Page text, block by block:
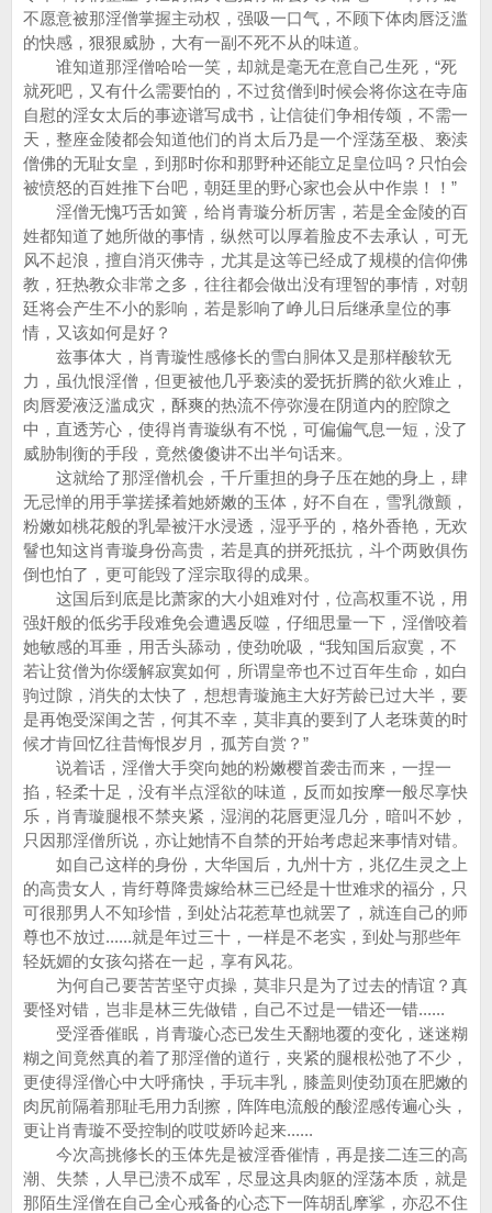
不愿意被那淫僧掌握主动权，强吸一口气，不顾下体肉唇泛滥
的快感，狠狠威胁，大有一副不死不从的味道。
谁知道那淫僧哈哈一笑，却就是毫无在意自己生死，“死
就死吧，又有什么需要怕的，不过贫僧到时候会将你这在寺庙
自慰的淫女太后的事迹谱写成书，让信徒们争相传颂，不需一
天，整座金陵都会知道他们的肖太后乃是一个淫荡至极、亵渎
僧佛的无耻女皇，到那时你和那野种还能立足皇位吗？只怕会
被愤怒的百姓推下台吧，朝廷里的野心家也会从中作祟！！”
淫僧无愧巧舌如簧，给肖青璇分析厉害，若是全金陵的百
姓都知道了她所做的事情，纵然可以厚着脸皮不去承认，可无
风不起浪，擅自消灭佛寺，尤其是这等已经成了规模的信仰佛
教，狂热教众非常之多，往往都会做出没有理智的事情，对朝
廷将会产生不小的影响，若是影响了峥儿日后继承皇位的事
情，又该如何是好？
兹事体大，肖青璇性感修长的雪白胴体又是那样酸软无
力，虽仇恨淫僧，但更被他几乎亵渎的爱抚折腾的欲火难止，
肉唇爱液泛滥成灾，酥爽的热流不停弥漫在阴道内的腔隙之
中，直透芳心，使得肖青璇纵有不悦，可偏偏气息一短，没了
威胁制衡的手段，竟然傻傻讲不出半句话来。
这就给了那淫僧机会，千斤重担的身子压在她的身上，肆
无忌惮的用手掌搓揉着她娇嫩的玉体，好不自在，雪乳微颤，
粉嫩如桃花般的乳晕被汗水浸透，湿乎乎的，格外香艳，无欢
鬙也知这肖青璇身份高贵，若是真的拼死抵抗，斗个两败俱伤
倒也怕了，更可能毁了淫宗取得的成果。
这国后到底是比萧家的大小姐难对付，位高权重不说，用
强奸般的低劣手段难免会遭遇反噬，仔细思量一下，淫僧咬着
她敏感的耳垂，用舌头舔动，使劲吮吸，“我知国后寂寞，不
若让贫僧为你缓解寂寞如何，所谓皇帝也不过百年生命，如白
驹过隙，消失的太快了，想想青璇施主大好芳龄已过大半，要
是再饱受深闺之苦，何其不幸，莫非真的要到了人老珠黄的时
候才肯回忆往昔悔恨岁月，孤芳自赏？”
说着话，淫僧大手突向她的粉嫩樱首袭击而来，一捏一
掐，轻柔十足，没有半点淫欲的味道，反而如按摩一般尽享快
乐，肖青璇腿根不禁夹紧，湿润的花唇更湿几分，暗叫不妙，
只因那淫僧所说，亦让她情不自禁的开始考虑起来事情对错。
如自己这样的身份，大华国后，九州十方，兆亿生灵之上
的高贵女人，肯纡尊降贵嫁给林三已经是十世难求的福分，只
可很那男人不知珍惜，到处沾花惹草也就罢了，就连自己的师
尊也不放过......就是年过三十，一样是不老实，到处与那些年
轻妩媚的女孩勾搭在一起，享有风花。
为何自己要苦苦坚守贞操，莫非只是为了过去的情谊？真
要怪对错，岂非是林三先做错，自己不过是一错还一错......
受淫香催眠，肖青璇心态已发生天翻地覆的变化，迷迷糊
糊之间竟然真的着了那淫僧的道行，夹紧的腿根松弛了不少，
更使得淫僧心中大呼痛快，手玩丰乳，膝盖则使劲顶在肥嫩的
肉尻前隔着那耻毛用力刮擦，阵阵电流般的酸涩感传遍心头，
更让肖青璇不受控制的哎哎娇吟起来......
今次高挑修长的玉体先是被淫香催情，再是接二连三的高
潮、失禁，人早已溃不成军，尽显这具肉躯的淫荡本质，就是
那陌生淫僧在自己全心戒备的心态下一阵胡乱摩挲，亦忍不住